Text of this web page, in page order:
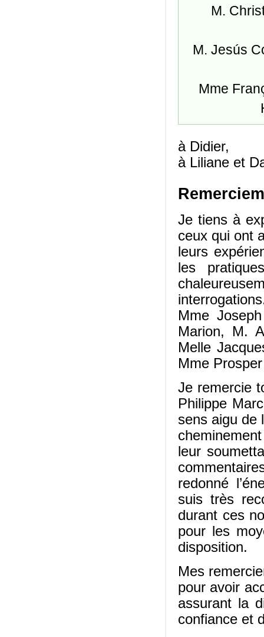
M.
M. Jesús
Mme
à Didier,
à Liliane et
Je tiens à
ceux qui ont
leurs
les
Mme
Marion, M.
Melle
Mme
Je remercie
Philippe
sens aigu de
leur
redonné
suis très
durant ces
pour les
disposition.
Mes
pour avoir
assurant la
confiance et